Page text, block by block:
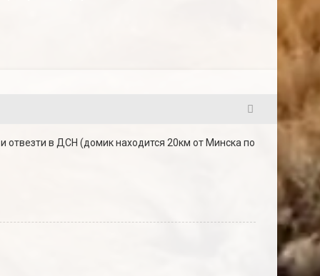
в ДСН (домик находится 20км от Минска по